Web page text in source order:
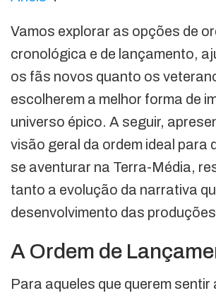
Vamos explorar as opções de
cronológica e de lançamento,
os fãs novos quanto os
escolherem a melhor forma de
universo épico. A seguir,
visão geral da ordem ideal para
se aventurar na Terra-Média,
tanto a evolução da narrativa
desenvolvimento das
A Ordem de
Para aqueles que querem sentir